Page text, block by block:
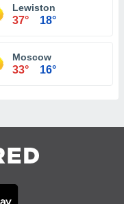
Lewiston
37° 18°
Moscow
33° 16°